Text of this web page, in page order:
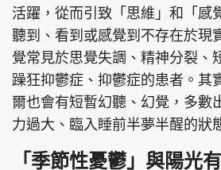
親子王 Oh!爸媽
頭條搵工 EDUPLUS
活躍，從而引致「思維」和「感
聽到、看到或感覺到不存在於現
覺常見於思覺失調、精神分裂、
躁狂抑鬱症、抑鬱症的患者。其
爾也會有短暫幻聽、幻覺，多數
力過大、臨入睡前半夢半醒的狀
「季節性憂鬱」與陽光